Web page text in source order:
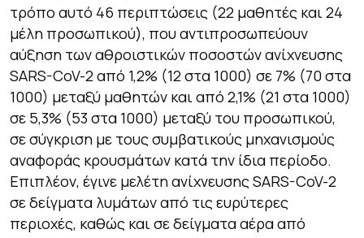
τρόπο αυτό 46 περιπτώσεις (22 μαθητές και 24
μέλη προσωπικού), που αντιπροσωπεύουν
αύξηση των αθροιστικών ποσοστών ανίχνευσης
SARS-CoV-2 από 1,2% (12 στα 1000) σε 7% (70 στα
1000) μεταξύ μαθητών και από 2,1% (21 στα 1000)
σε 5,3% (53 στα 1000) μεταξύ του προσωπικού,
σε σύγκριση με τους συμβατικούς μηχανισμούς
αναφοράς κρουσμάτων κατά την ίδια περίοδο.
Επιπλέον, έγινε μελέτη ανίχνευσης SARS-CoV-2
σε δείγματα λυμάτων από τις ευρύτερες
περιοχές, καθώς και σε δείγματα αέρα από